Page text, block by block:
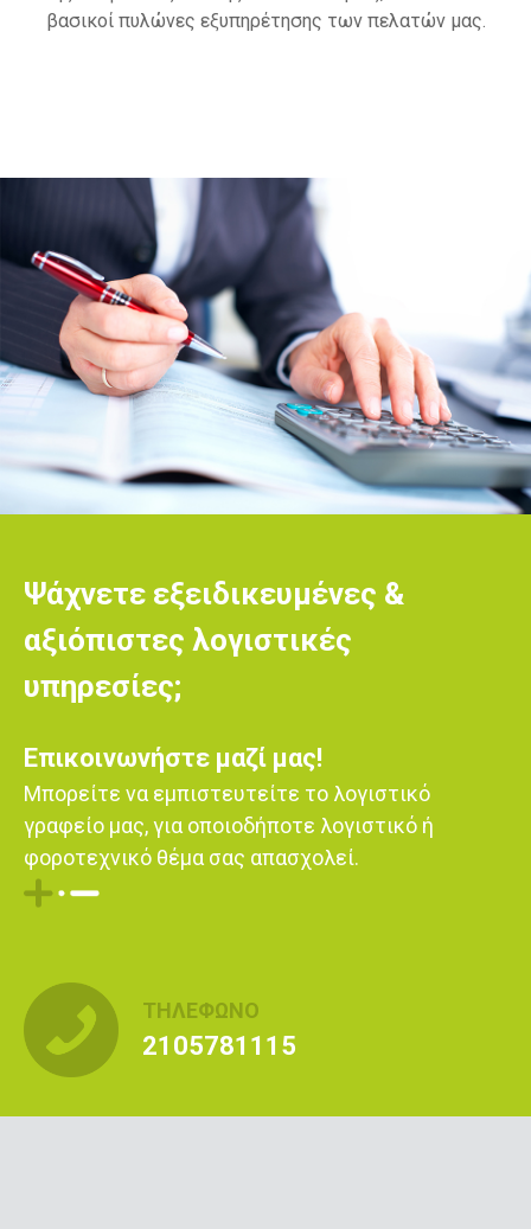
βασικοί πυλώνες εξυπηρέτησης των πελατών μας.
Ψάχνετε εξειδικευμένες &
αξιόπιστες λογιστικές
υπηρεσίες;
Επικοινωνήστε μαζί μας!
Μπορείτε να εμπιστευτείτε το λογιστικό
γραφείο μας, για οποιοδήποτε λογιστικό ή
φοροτεχνικό θέμα σας απασχολεί.
ΤΗΛΕΦΩΝΟ
2105781115